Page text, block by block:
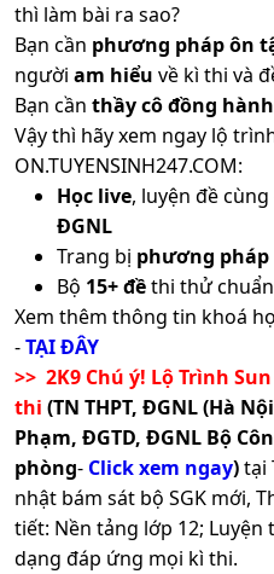
thì làm bài ra sao?
Bạn cần phương pháp ôn
người am hiểu về kì thi và
Bạn cần thầy cô đồng hành
Vậy thì hãy xem ngay lộ
ON.TUYENSINH247.COM:
Học live, luyện đề
ĐGNL
Trang bị phương pháp
Bộ 15+ đềthi thử chuẩn
Xem thêm thông tin khoá
-TẠI ĐÂY
>> 2K9 Chú ý! Lộ Trình
thi (TN THPT, ĐGNL (Hà
Phạm, ĐGTD, ĐGNL Bộ
phòng- Click xem ngay)tại
nhật bám sát bộ SGK mới,
tiết: Nền tảng lớp 12; Luyện
dạng đáp ứng mọi kì thi.